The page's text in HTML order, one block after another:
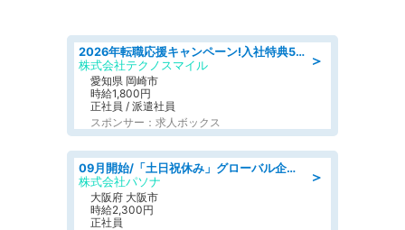
＞
2026年転職応援キャンペーン!入社特典58万円/デンソーで働こう!自動車工場で小型部品の検査業務 denso aichi
株式会社テクノスマイル
愛知県 岡崎市
時給1,800円
正社員 / 派遣社員
スポンサー：求人ボックス
＞
09月開始/「土日祝休み」グローバル企業での産業保健のお仕事/保健師/高時給/残業なし/服装自由
株式会社パソナ
大阪府 大阪市
時給2,300円
正社員